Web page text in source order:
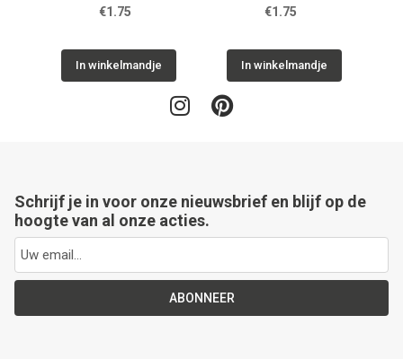
€1.75
In winkelmandje
€1.75
In winkelmandje
Schrijf je in voor onze nieuwsbrief en blijf op de
hoogte van al onze acties.
ABONNEER